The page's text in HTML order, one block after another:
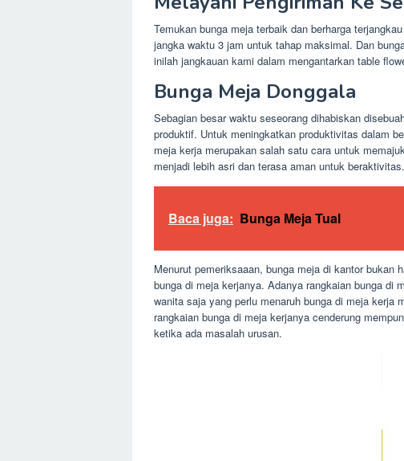
Temukan bunga meja terbaik dan berharga
jangka waktu 3 jam untuk tahap maksimal. Dan
inilah jangkauan kami dalam mengantarkan table
Bunga Meja Donggala
Sebagian besar waktu seseorang dihabiskan
produktif. Untuk meningkatkan produktivitas dalam
meja kerja merupakan salah satu cara untuk
menjadi lebih asri dan terasa aman untuk
Baca juga: Bunga Meja Tual
Menurut pemeriksaaan, bunga meja di kantor
bunga di meja kerjanya. Adanya rangkaian bunga di
wanita saja yang perlu menaruh bunga di meja kerja
rangkaian bunga di meja kerjanya cenderung
ketika ada masalah urusan.